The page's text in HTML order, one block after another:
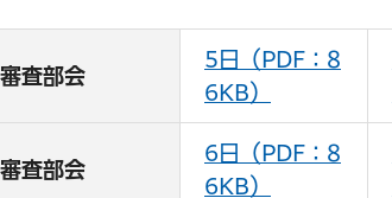
査部会
5日（PDF：8
6KB）
査部会
6日（PDF：8
6KB）